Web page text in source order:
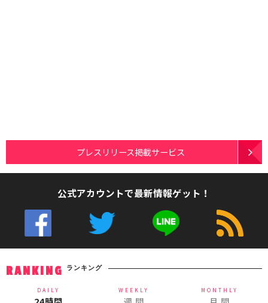
プレスリリース掲載サービス
公式アカウントで最新情報ゲット！
RANKING ランキング
DAILY WEEKLY MONTHLY